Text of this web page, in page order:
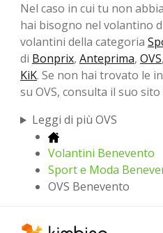
Nel caso in cui tu non
hai bisogno nel volantino
volantini della categoria
di Bonprix, Anteprima, OVS,
KiK. Se non hai trovato le
su OVS, consulta il suo
Leggi di più OVS
Volantini Benevento
Sport e Moda
OVS Benevento